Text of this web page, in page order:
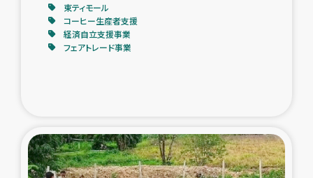
スリランカ ジャフナ県干物事業
スリランカの南北女性をつなぐサリー・リサイクル・プロ
ジェクト
東ティモール
コーヒー生産者支援
経済自立支援事業
フェアトレード事業